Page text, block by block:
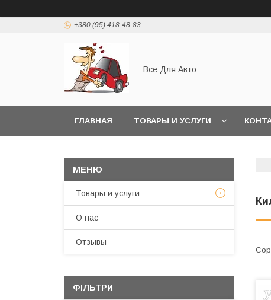
+380 (95) 418-48-83
Все Для Авто
ГЛАВНАЯ ТОВАРЫ И УСЛУГИ
Товары и услуги
О нас
Отзывы
ФІЛЬТРИ